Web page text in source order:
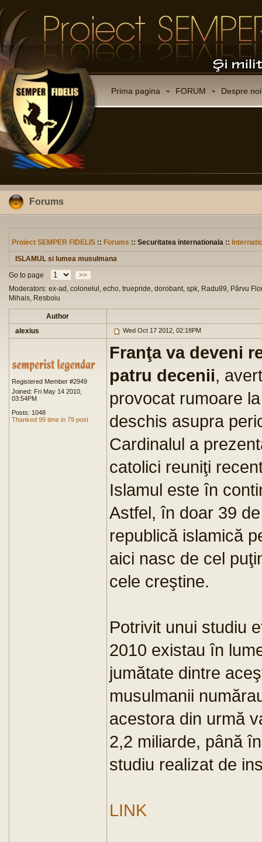
Prima pagina FORUM Despre noi
Forums
Proiect SEMPER FIDELIS :: Forums :: Securitatea internationala ::
ISLAMUL si lumea musulmana
Go to page
>>
Moderators: ex-ad, colonelul, echo, truepride, dorobant, spk, Radu89, Pârvu
Mihais, Resboiu
Author
alexius
Wed Oct 17 2012, 02:18PM
Registered Member #2949
Joined: Fri May 14 2010,
03:54PM
Posts: 1048
Thanked 99 time in 79 post
Franţa va deveni
patru decenii,
provocat rumoare
deschis asupra
Cardinalul a
catolici reuniţi
Islamul este în
Astfel, în doar 39
republică islamică
aici nasc de cel
cele creştine.
Potrivit unui studiu
2010 existau în
jumătate dintre
musulmanii
acestora din urmă
2,2 miliarde, până
studiu realizat de
LINK